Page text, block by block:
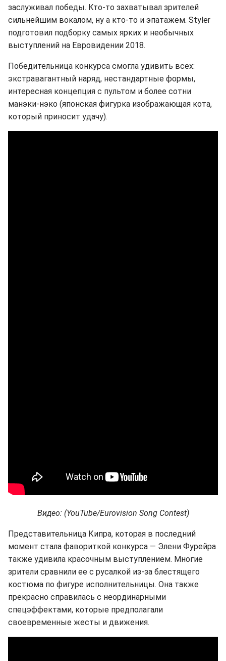
заслуживал победы. Кто-то захватывал зрителей
сильнейшим вокалом, ну а кто-то и эпатажем. Styler
подготовил подборку самых ярких и необычных
выступлений на Евровидении 2018.
Победительница конкурса смогла удивить всех:
экстравагантный наряд, нестандартные формы,
интересная концепция с пультом и более сотни
манэки-нэко (японская фигурка изображающая кота,
который приносит удачу).
Видео: (YouTube/Eurovision Song Contest)
Представительница Кипра, которая в последний
момент стала фавориткой конкурса — Элени Фурейра
также удивила красочным выступлением. Многие
зрители сравнили ее с русалкой из-за блестящего
костюма по фигуре исполнительницы. Она также
прекрасно справилась с неординарными
спецэффектами, которые предполагали
своевременные жесты и движения.